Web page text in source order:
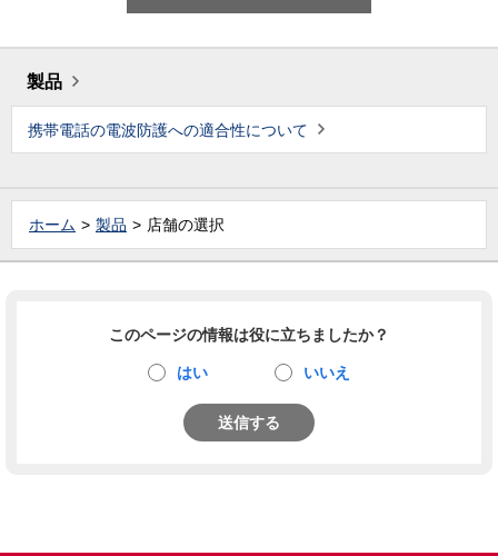
製品
携帯電話の電波防護への適合性について
ホーム 製品 店舗の選択
このページの情報は役に立ちましたか？
はい いいえ
送信する